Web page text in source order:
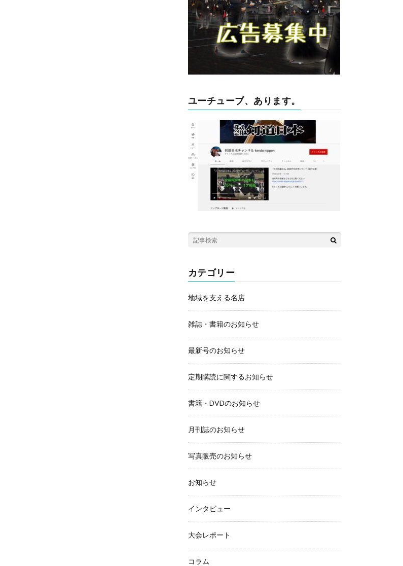
ユーチューブ、あります。
カテゴリー
地域を支える名店
雑誌・書籍のお知らせ
最新号のお知らせ
定期購読に関するお知らせ
書籍・DVDのお知らせ
月刊誌のお知らせ
写真販売のお知らせ
お知らせ
インタビュー
大会レポート
コラム